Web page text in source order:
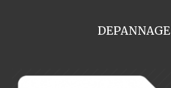
DEPANNAGE